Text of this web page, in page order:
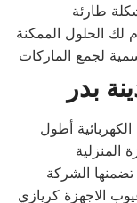
طارئة
الحلول الممكنة
لجمع الماركات
بدر
أطول
تضمنها الشركة
الاجهزة كريازي